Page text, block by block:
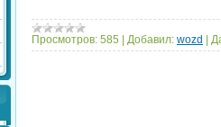
Просмотров: 585 | Добавил: wozd |